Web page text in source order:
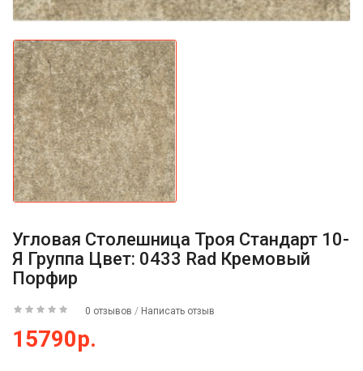
Угловая Столешница Троя Стандарт 10-
Я Группа Цвет: 0433 Rad Кремовый
Порфир
0 отзывов / Написать отзыв
15790р.